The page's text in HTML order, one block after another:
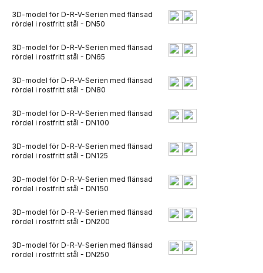
3D-model för D-R-V-Serien med flänsad
rördel i rostfritt stål - DN50
3D-model för D-R-V-Serien med flänsad
rördel i rostfritt stål - DN65
3D-model för D-R-V-Serien med flänsad
rördel i rostfritt stål - DN80
3D-model för D-R-V-Serien med flänsad
rördel i rostfritt stål - DN100
3D-model för D-R-V-Serien med flänsad
rördel i rostfritt stål - DN125
3D-model för D-R-V-Serien med flänsad
rördel i rostfritt stål - DN150
3D-model för D-R-V-Serien med flänsad
rördel i rostfritt stål - DN200
3D-model för D-R-V-Serien med flänsad
rördel i rostfritt stål - DN250